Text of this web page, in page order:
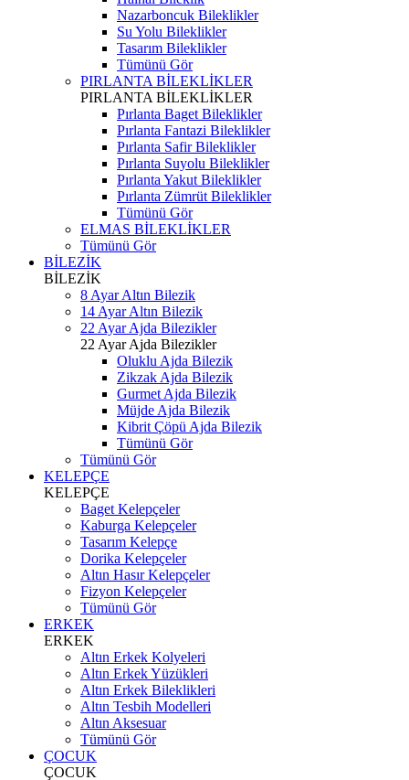
Nazarboncuk Bileklikler
Su Yolu Bileklikler
Tasarım Bileklikler
Tümünü Gör
PIRLANTA BİLEKLİKLER
PIRLANTA BİLEKLİKLER
Pırlanta Baget Bileklikler
Pırlanta Fantazi Bileklikler
Pırlanta Safir Bileklikler
Pırlanta Suyolu Bileklikler
Pırlanta Yakut Bileklikler
Pırlanta Zümrüt Bileklikler
Tümünü Gör
ELMAS BİLEKLİKLER
Tümünü Gör
BİLEZİK
BİLEZİK
8 Ayar Altın Bilezik
14 Ayar Altın Bilezik
22 Ayar Ajda Bilezikler
22 Ayar Ajda Bilezikler
Oluklu Ajda Bilezik
Zikzak Ajda Bilezik
Gurmet Ajda Bilezik
Müjde Ajda Bilezik
Kibrit Çöpü Ajda Bilezik
Tümünü Gör
Tümünü Gör
KELEPÇE
KELEPÇE
Baget Kelepçeler
Kaburga Kelepçeler
Tasarım Kelepçe
Dorika Kelepçeler
Altın Hasır Kelepçeler
Fizyon Kelepçeler
Tümünü Gör
ERKEK
ERKEK
Altın Erkek Kolyeleri
Altın Erkek Yüzükleri
Altın Erkek Bileklikleri
Altın Tesbih Modelleri
Altın Aksesuar
Tümünü Gör
ÇOCUK
ÇOCUK